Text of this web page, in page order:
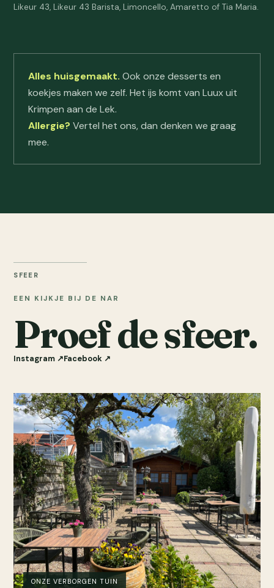
Likeur 43, Likeur 43 Barista, Limoncello, Amaretto of Tia Maria.
Alles huisgemaakt. Ook onze desserts en
koekjes maken we zelf. Het ijs komt van Luux uit
Krimpen aan de Lek.
Allergie? Vertel het ons, dan denken we graag
mee.
SFEER
EEN KIJKJE BIJ DE NAR
Proef de sfeer.
Instagram ↗Facebook ↗
ONZE VERBORGEN TUIN